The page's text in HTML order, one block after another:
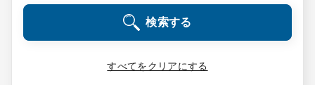
9:00 ～ 18:00（平日）
0120-337-613
検索する
すべてをクリアにする